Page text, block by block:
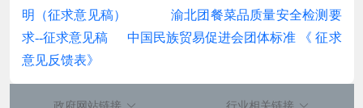
明（征求意见稿）
渝北团餐菜品质量安全检测要
求--征求意见稿
中国民族贸易促进会团体标准 《 征求
意见反馈表》
政府网站链接
行业相关链接